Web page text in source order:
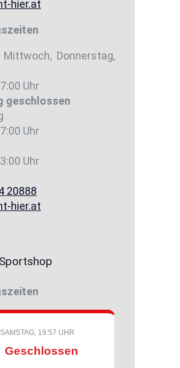
hier.at
Mittwoch, Donnerstag,
Uhr
geschlossen
Uhr
Uhr
20888
hier.at
SAMSTAG, 19:57 UHR
Geschlossen